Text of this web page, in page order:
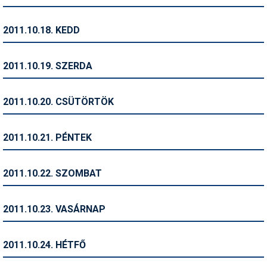
Snowboard
Szakértők
Telemark
2011.10.18. KEDD
2011.10.19. SZERDA
2011.10.20. CSÜTÖRTÖK
2011.10.21. PÉNTEK
2011.10.22. SZOMBAT
2011.10.23. VASÁRNAP
2011.10.24. HÉTFŐ